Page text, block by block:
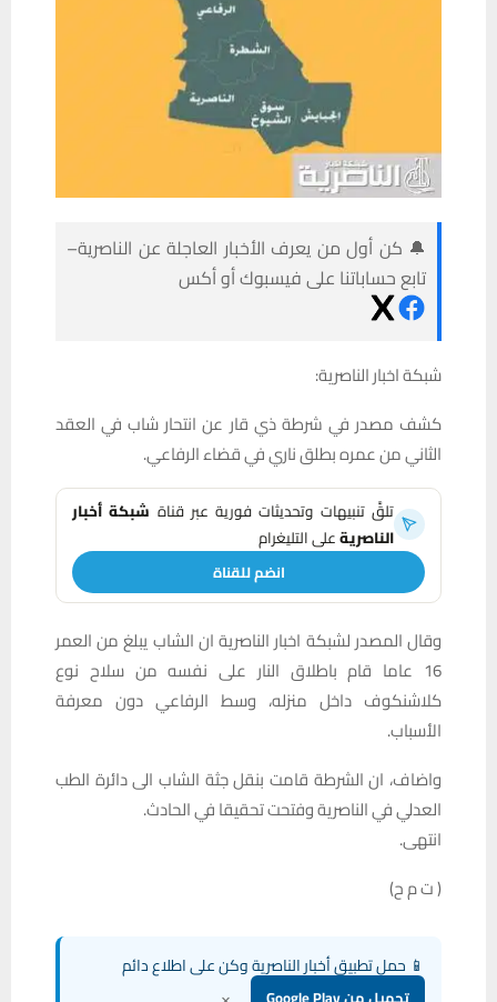
🔔 كن أول من يعرف الأخبار العاجلة عن الناصرية–
تابع حساباتنا على فيسبوك أو أكس
شبكة اخبار الناصرية:
كشف مصدر في شرطة ذي قار عن انتحار شاب في العقد
الثاني من عمره بطلق ناري في قضاء الرفاعي.
تلقَّ تنبيهات وتحديثات فورية عبر قناة شبكة أخبار
الناصريةعلى التليغرام
انضم للقناة
وقال المصدر لشبكة اخبار الناصرية ان الشاب يبلغ من العمر
16 عاما قام باطلاق النار على نفسه من سلاح نوع
كلاشنكوف داخل منزله، وسط الرفاعي دون معرفة
الأسباب.
واضاف، ان الشرطة قامت بنقل جثة الشاب الى دائرة الطب
العدلي في الناصرية وفتحت تحقيقا في الحادث.
انتهى.
( ت م ح)
📱 حمل تطبيق أخبار الناصرية وكن على اطلاع دائم